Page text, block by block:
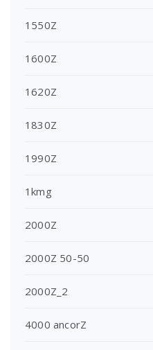
1550Z
1600Z
1620Z
1830Z
1990Z
1kmg
2000Z
2000Z 50-50
2000Z_2
4000 ancorZ